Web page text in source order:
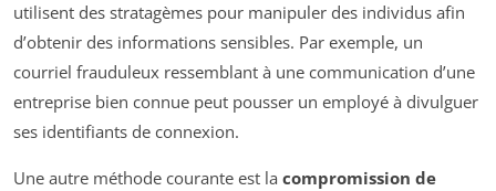
utilisent des stratagèmes pour manipuler des individus afin
d’obtenir des informations sensibles. Par exemple, un
courriel frauduleux ressemblant à une communication d’une
entreprise bien connue peut pousser un employé à divulguer
ses identifiants de connexion.
Une autre méthode courante est la compromission de